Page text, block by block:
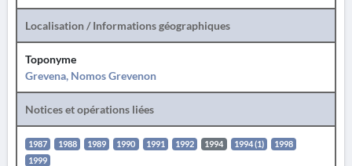
Localisation / Informations géographiques
Toponyme
Grevena, Nomos Grevenon
Notices et opérations liées
1987 1988 1989 1990 1991 1992 1994 1994 (1)
1998
1999